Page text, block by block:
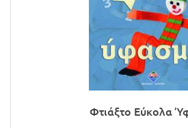
Φτιάξτο Εύκολα